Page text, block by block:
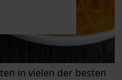
in vielen der besten